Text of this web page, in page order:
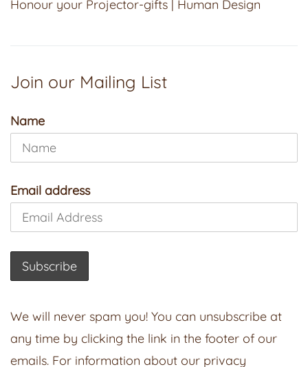
Honour your Projector-gifts | Human Design
Join our Mailing List
Name
Email address
We will never spam you! You can unsubscribe at
any time by clicking the link in the footer of our
emails. For information about our privacy